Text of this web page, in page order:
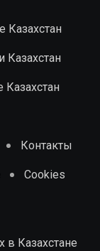
Казахстан
Казахстан
Контакты
Cookies
в Казахстане